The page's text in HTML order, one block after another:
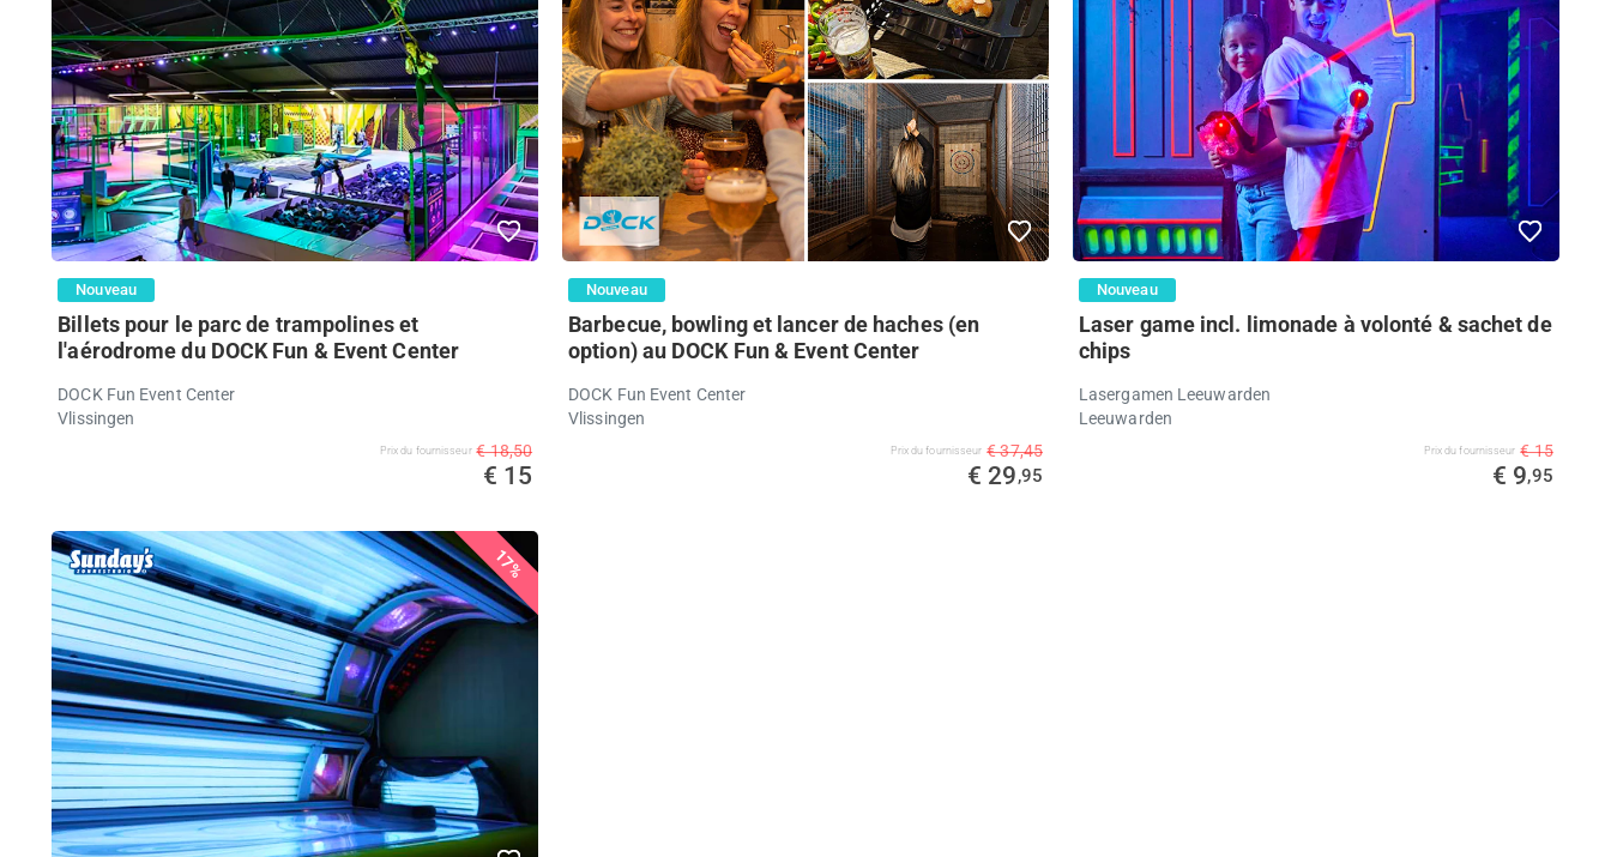
Nouveau
Billets pour le parc de trampolines et
l'aérodrome du DOCK Fun & Event Center
DOCK Fun Event Center
Vlissingen
Prix ​​du fournisseur € 18,50
€ 15
Nouveau
Barbecue, bowling et lancer de haches (en
option) au DOCK Fun & Event Center
DOCK Fun Event Center
Vlissingen
Prix ​​du fournisseur € 37,45
€ 29,95
Nouveau
Laser game incl. limonade à volonté & sachet de
chips
Lasergamen Leeuwarden
Leeuwarden
Prix ​​du fournisseur € 15
€ 9,95
17%